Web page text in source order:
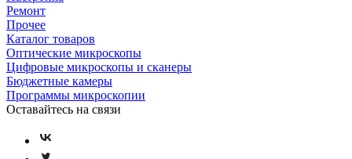
Ремонт
Прочее
Каталог товаров
Оптические микроскопы
Цифровые микроскопы и сканеры
Бюджетные камеры
Программы микроскопии
Оставайтесь на связи